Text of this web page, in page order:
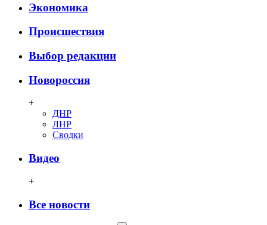
Экономика
Происшествия
Выбор редакции
Новороссия
+
ДНР
ЛНР
Сводки
Видео
+
Все новости